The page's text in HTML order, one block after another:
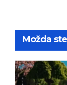
Možda